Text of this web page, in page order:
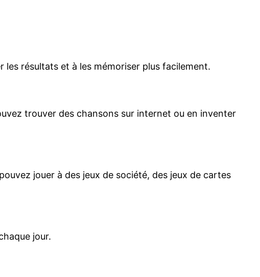
les résultats et à les mémoriser plus facilement.
trouver des chansons sur internet ou en inventer
jouer à des jeux de société, des jeux de cartes
jour.